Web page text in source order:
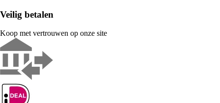
Veilig betalen
Koop met vertrouwen op onze site